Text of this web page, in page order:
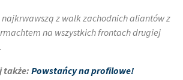
najkrwawszą z walk zachodnich aliantów z
na wszystkich frontach drugiej
także: Powstańcy na profilowe!